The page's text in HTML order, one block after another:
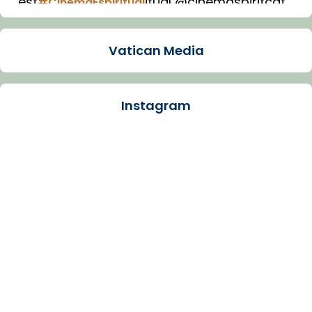
Imatge: Generada amb IA (OpenAI)
Arquebisbat de Barcelona
Vatican Media
Instagram